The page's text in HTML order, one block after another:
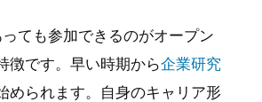
ても参加できるのがオープン
徴です。早い時期から企業研究
められます。自身のキャリア形